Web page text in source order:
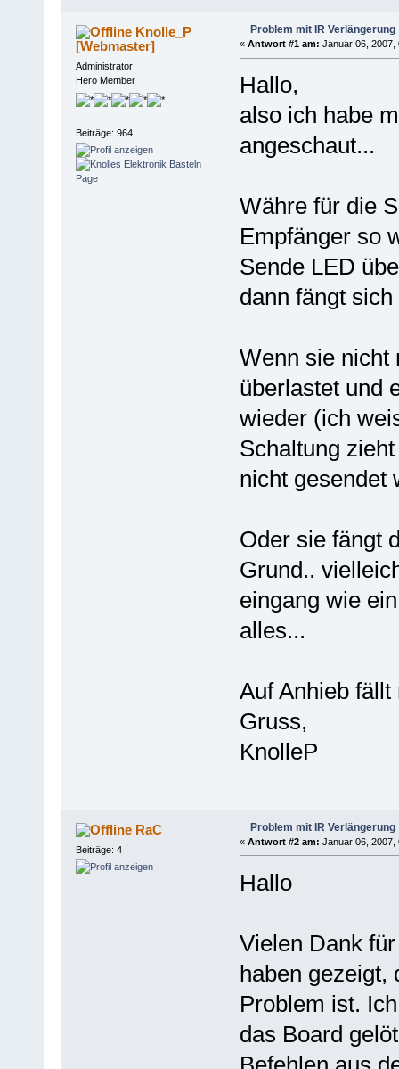
Knolle_P
[Webmaster]
Administrator
Hero Member
Beiträge: 964
Problem mit IR Verlängerung
« Antwort #1 am: Januar 06, 2007,
Hallo,
also ich habe
angeschaut...
Währe für die
Empfänger so
Sende LED
dann fängt
Wenn sie nicht
überlastet und
wieder (ich
Schaltung
nicht gesendet
Oder sie fängt
Grund..
eingang wie
alles...
Auf Anhieb
Gruss,
KnolleP
RaC
Beiträge: 4
Problem mit IR Verlängerung
« Antwort #2 am: Januar 06, 2007,
Hallo
Vielen Dank
haben gezeigt,
Problem ist.
das Board